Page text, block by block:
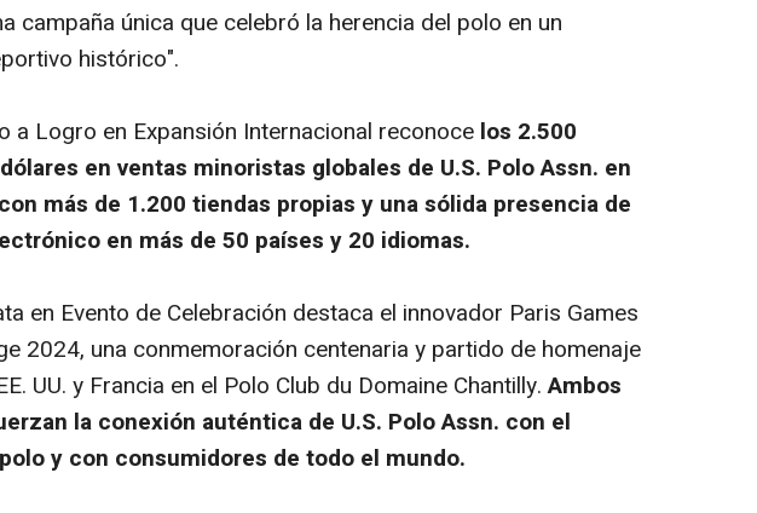
campaña única que celebró la herencia del polo en un
histórico".
a Logro en Expansión Internacional reconoce los 2.500
en ventas minoristas globales de U.S. Polo Assn. en
más de 1.200 tiendas propias y una sólida presencia de
en más de 50 países y 20 idiomas.
en Evento de Celebración destaca el innovador Paris Games
2024, una conmemoración centenaria y partido de homenaje
UU. y Francia en el Polo Club du Domaine Chantilly.Ambos
la conexión auténtica de U.S. Polo Assn. con el
y con consumidores de todo el mundo.